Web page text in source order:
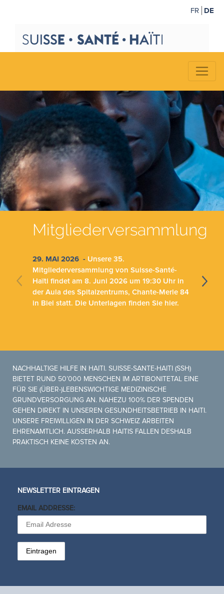
FR DE
Mitgliederversammlung
29. MAI 2026 - Unsere 35.
Mitgliederversammlung von Suisse-Santé-
Haïti findet am 8. Juni 2026 um 19:30 Uhr in
der Aula des Spitalzentrums, Chante-Merle 84
in Biel statt. Die Unterlagen finden Sie hier.
NACHHALTIGE HILFE IN HAITI. SUISSE-SANTE-HAITI (SSH)
BIETET RUND 50’000 MENSCHEN IM ARTIBONITETAL EINE
FÜR SIE (ÜBER-)LEBENSWICHTIGE MEDIZINISCHE
GRUNDVERSORGUNG AN. NAHEZU 100% DER SPENDEN
GEHEN DIREKT IN UNSEREN GESUNDHEITSBETRIEB IN HAITI.
UNSERE FREIWILLIGEN IN DER SCHWEIZ ARBEITEN
EHRENAMTLICH. AUSSERHALB HAITIS FALLEN DESHALB
PRAKTISCH KEINE KOSTEN AN.
NEWSLETTER EINTRAGEN
EMAIL ADDRESSE: